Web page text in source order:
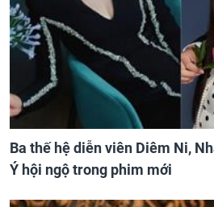
Ba thế hệ diễn viên Diêm Ni,
Ý hội ngộ trong phim mới